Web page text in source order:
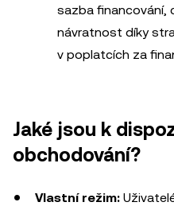
sazba financování,
návratnost díky
v poplatcích za
Jaké jsou k
obchodování?
Vlastní režim: